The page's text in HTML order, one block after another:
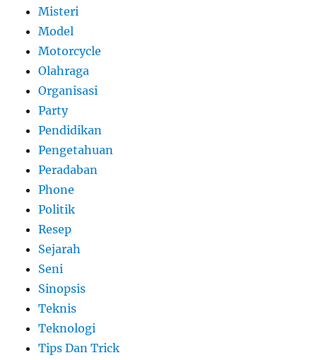
Misteri
Model
Motorcycle
Olahraga
Organisasi
Party
Pendidikan
Pengetahuan
Peradaban
Phone
Politik
Resep
Sejarah
Seni
Sinopsis
Teknis
Teknologi
Tips Dan Trick